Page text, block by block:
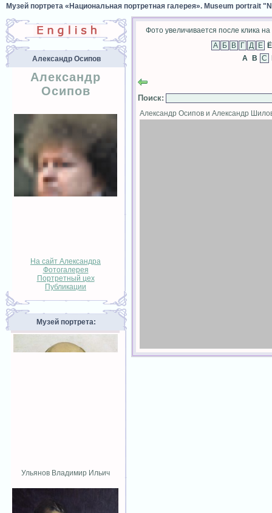
Музей портрета «Национальная портретная галерея». Museum portrait
Александр Осипов
Александр
Осипов
На сайт Александра
Фотогалерея
Портретный цех
Публикации
Музей портрета:
Ульянов Владимир Ильич
Фото увеличивается после клика на
Ё
A
B
Поиск:
Александр Осипов и Александр